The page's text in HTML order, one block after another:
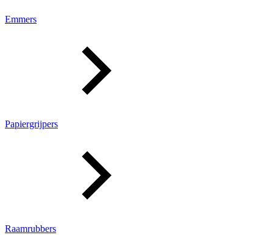
Emmers
Papiergrijpers
Raamrubbers